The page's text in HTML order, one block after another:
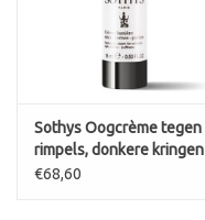
Sothys Oogcrème tegen
rimpels, donkere kringen
en wallen Crème Lumiere,
€68,60